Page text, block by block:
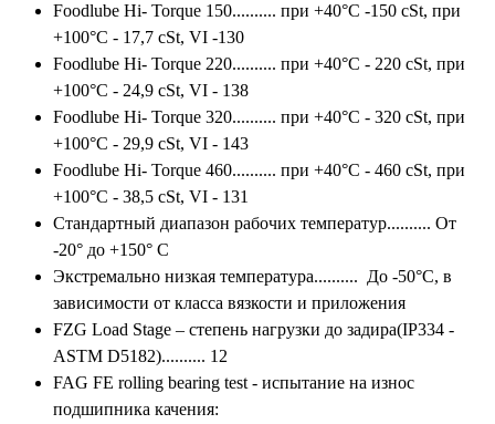
Foodlube Hi- Torque 150.......... при +40°C -150 cSt, при
+100°C - 17,7 cSt, VI -130
Foodlube Hi- Torque 220.......... при +40°C - 220 cSt, при
+100°C - 24,9 cSt, VI - 138
Foodlube Hi- Torque 320.......... при +40°C - 320 cSt, при
+100°C - 29,9 cSt, VI - 143
Foodlube Hi- Torque 460.......... при +40°C - 460 cSt, при
+100°C - 38,5 cSt, VI - 131
Стандартный диапазон рабочих температур.......... От
-20° до +150° C
Экстремально низкая температура.......... До -50°С, в
зависимости от класса вязкости и приложения
FZG Load Stage – степень нагрузки до задира(IP334 -
ASTM D5182).......... 12
FAG FE rolling bearing test - испытание на износ
подшипника качения: